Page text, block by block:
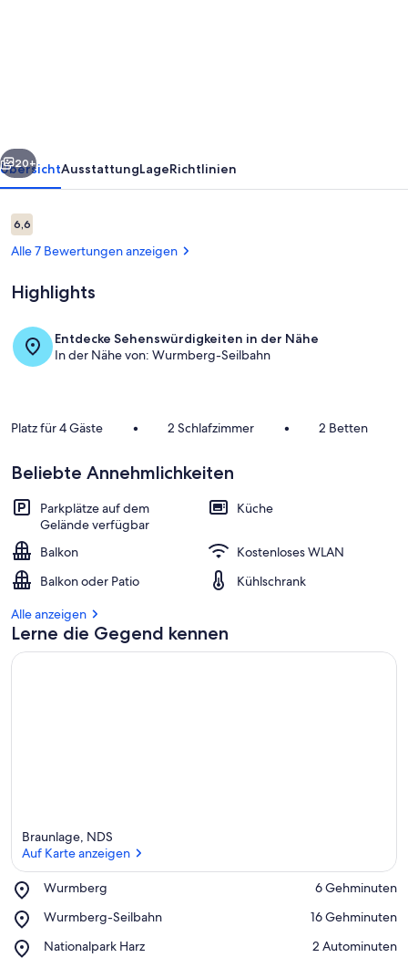
Zimmer
Weiter
20+
ÜbersichtAusstattungLageRichtlinien
Bewertungen
6,66,6 von 10.
Alle 7 Bewertungen anzeigen
Highlights
Entdecke Sehenswürdigkeiten in der Nähe
In der Nähe von: Wurmberg-Seilbahn
Platz für 4 Gäste • 2 Schlafzimmer • 2 Betten
Beliebte Annehmlichkeiten
Parkplätze auf dem
Gelände verfügbar
Küche
Balkon
Kostenloses WLAN
Balkon oder Patio
Kühlschrank
Alle anzeigen
Lerne die Gegend kennen
Braunlage, NDS
Auf Karte anzeigen
Wurmberg
Place,
‪6 Gehminuten‬
Wurmberg-Seilbahn
Place,
Seilbahn
‪16 Gehminuten‬
Nationalpark Harz
Place,
‪2 Autominuten‬